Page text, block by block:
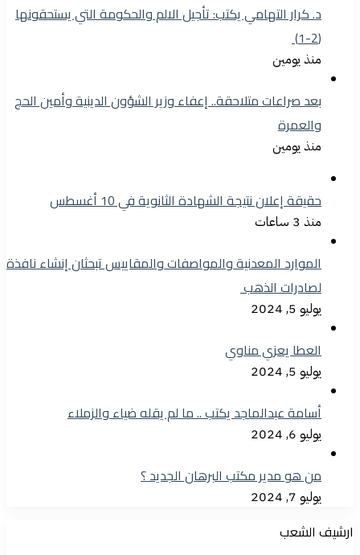
د. كرار التهامي يكتب: تأجيل الالم والحكومة التي يستحقونها
(2-1)
منذ يومين
بعد صراعات متلاحقة.. إعفاء وزير الشؤون الدينية وأمين الحج
والعمرة
منذ يومين
حقيقة إعلان نتيجة الشهادة الثانوية في 10 أغسطس
منذ 3 ساعات
الموارد المعدنية والمواصفات والمقاييس تبحثان إنشاء نافذة
لصادرات الذهب
يوليو 5, 2024
العطا يعزي مناوي
يوليو 5, 2024
أسامة عبدالماجد يكتب .. ما لم يقله ضياء والزملاء
يوليو 6, 2024
من هو مدير مكتب البرهان الجديد ؟
يوليو 7, 2024
ارشيف الشعب